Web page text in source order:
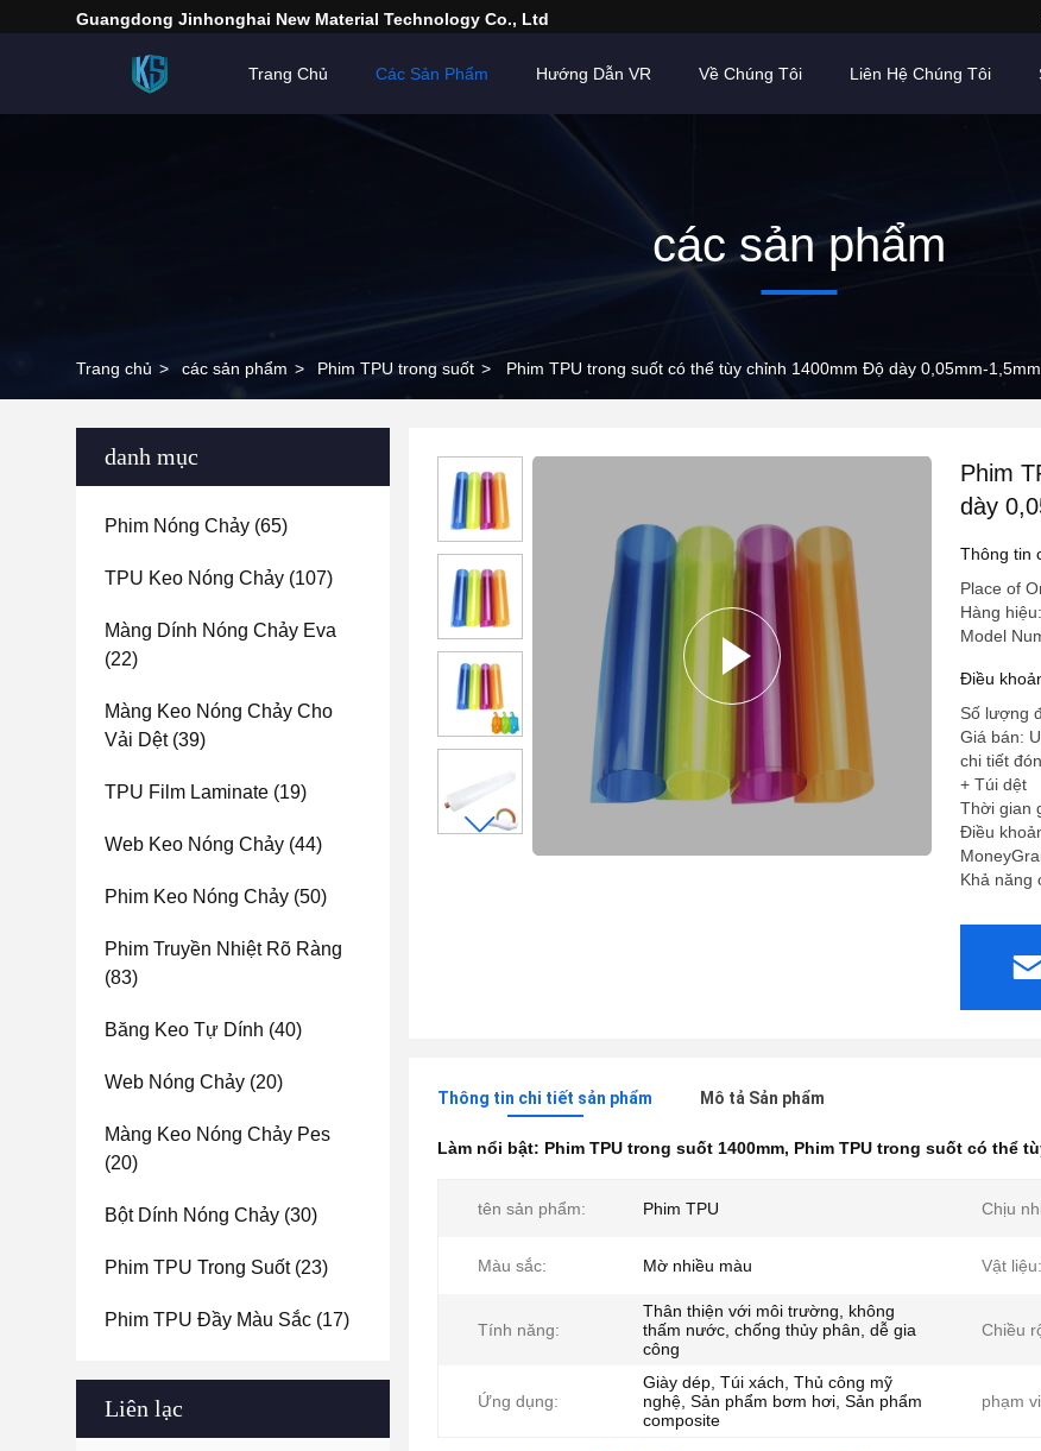
Guangdong Jinhonghai New Material Technology Co., Ltd
Trang Chủ Các Sản Phẩm Hướng Dẫn VR Về Chúng Tôi Liên Hệ Chúng Tôi
các sản phẩm
Trang chủ > các sản phẩm > Phim TPU trong suốt > Phim TPU trong suốt có thể tùy chỉnh 1400mm Độ dày 0,05mm-1,5mm
danh mục
Phim Nóng Chảy (65)
TPU Keo Nóng Chảy (107)
Màng Dính Nóng Chảy Eva
(22)
Màng Keo Nóng Chảy Cho
Vải Dệt(39)
TPU Film Laminate (19)
Web Keo Nóng Chảy (44)
Phim Keo Nóng Chảy (50)
Phim Truyền Nhiệt Rõ Ràng
(83)
Băng Keo Tự Dính (40)
Web Nóng Chảy (20)
Màng Keo Nóng Chảy Pes
(20)
Bột Dính Nóng Chảy (30)
Phim TPU Trong Suốt(23)
Phim TPU Đầy Màu Sắc (17)
Liên lạc
Phim
dày
Thông tin
Place of
Hàng
Model
Điều
Số lượng
Giá bán:
chi tiết
+ Túi dệt
Thời gian
Điều
Khả năng
Thông tin chi tiết sản phẩm Mô tả Sản phẩm
Làm nổi bật: Phim TPU trong suốt 1400mm, Phim TPU trong suốt có thể
tên sản phẩm: Phim TPU Chịu
Màu sắc: Mờ nhiều màu Vật liệu:
Tính năng:
Thân thiện với môi trường, không
thấm nước, chống thủy phân, dễ gia
công
Chiều
Ứng dụng:
Giày dép, Túi xách, Thủ công mỹ
nghệ, Sản phẩm bơm hơi, Sản phẩm
composite
phạm